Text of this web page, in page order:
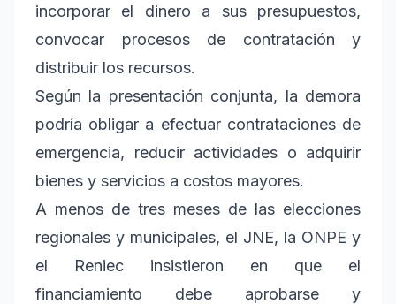
incorporar el dinero a sus presupuestos,
convocar procesos de contratación y
distribuir los recursos.
Según la presentación conjunta, la demora
podría obligar a efectuar contrataciones de
emergencia, reducir actividades o adquirir
bienes y servicios a costos mayores.
A menos de tres meses de las elecciones
regionales y municipales, el JNE, la ONPE y
el Reniec insistieron en que el
financiamiento debe aprobarse y